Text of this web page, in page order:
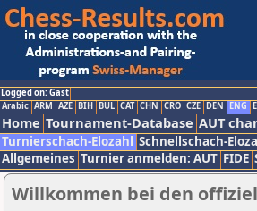
Logged on: Gast
Arabic ARM AZE BIH BUL CAT CHN CRO CZE DEN ENG
Home Tournament-Database AUT
Turnierschach-Elozahl Schnellschach-
Allgemeines Turnier anmelden: AUT FIDE
Willkommen bei den